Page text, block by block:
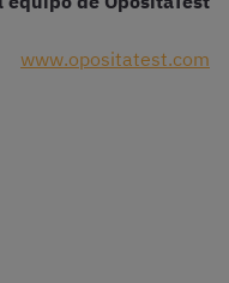
www.opositatest.com